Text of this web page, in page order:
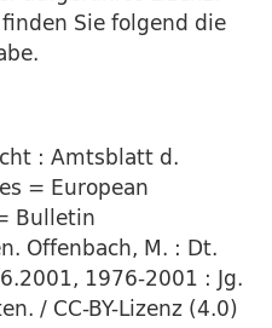
Sie folgend die
: Amtsblatt d.
= European
Bulletin
Offenbach, M. : Dt.
1976-2001 : Jg.
/ CC-BY-Lizenz (4.0)